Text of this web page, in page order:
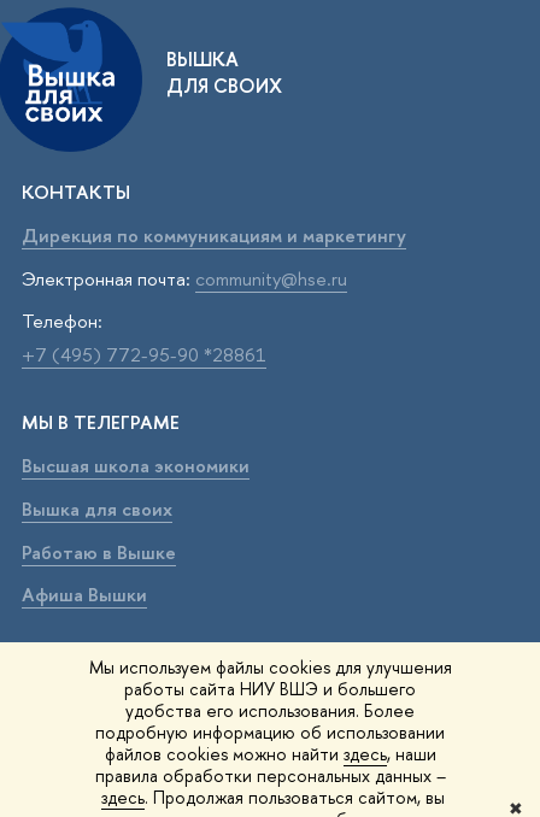
Мы используем файлы cookies для улучшения
работы сайта НИУ ВШЭ и большего
удобства его использования. Более
подробную информацию об использовании
файлов cookies можно найти здесь, наши
правила обработки персональных данных –
здесь. Продолжая пользоваться сайтом, вы
✖
ВЫШКА
ДЛЯ СВОИХ
КОНТАКТЫ
Дирекция по коммуникациям и маркетингу
Электронная почта: community@hse.ru
Телефон:
+7 (495) 772-95-90 *28861
МЫ В ТЕЛЕГРАМЕ
Высшая школа экономики
Вышка для своих
Работаю в Вышке
Афиша Вышки
ВЫШКА В МАХ
Высшая школа экономики
Вышка для своих
Работаю в Вышке